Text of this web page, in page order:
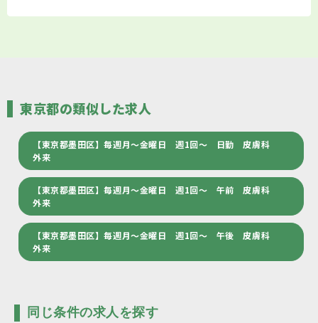
東京都の類似した求人
【東京都墨田区】毎週月～金曜日 週1回～ 日勤 皮膚科
外来
【東京都墨田区】毎週月～金曜日 週1回～ 午前 皮膚科
外来
【東京都墨田区】毎週月～金曜日 週1回～ 午後 皮膚科
外来
同じ条件の求人を探す